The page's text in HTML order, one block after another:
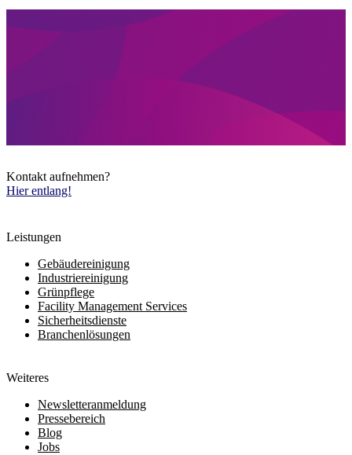
Kontakt aufnehmen?
Hier entlang!
Leistungen
Gebäudereinigung
Industriereinigung
Grünpflege
Facility Management Services
Sicherheitsdienste
Branchenlösungen
Weiteres
Newsletteranmeldung
Pressebereich
Blog
Jobs